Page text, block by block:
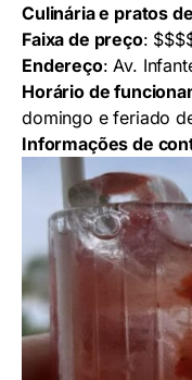
Culinária e pratos
Faixa de preço:
Endereço: Av.
Horário de
domingo e feriado
Informações de